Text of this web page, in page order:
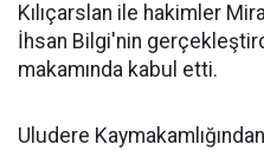
Kılıçarslan ile hakimler
İhsan Bilgi'nin
makamında kabul etti.
Uludere